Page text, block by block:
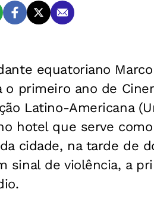
equatoriano
o primeiro ano de
Latino-Americana
hotel que serve
cidade, na tarde de
sinal de violência, a